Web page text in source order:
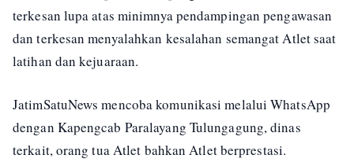
terkesan lupa atas minimnya pendampingan pengawasan
dan terkesan menyalahkan kesalahan semangat Atlet saat
latihan dan kejuaraan.
JatimSatuNews mencoba komunikasi melalui WhatsApp
dengan Kapengcab Paralayang Tulungagung, dinas
terkait, orang tua Atlet bahkan Atlet berprestasi.